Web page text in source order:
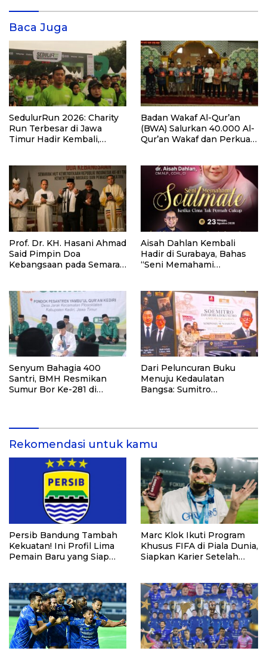
Baca Juga
SedulurRun 2026: Charity
Run Terbesar di Jawa
Timur Hadir Kembali,
Santri dan Guru Honorer
Badan Wakaf Al-Qur’an
(BWA) Salurkan 40.000 Al-
Qur’an Wakaf dan Perkuat
Prof. Dr. KH. Hasani Ahmad
Said Pimpin Doa
Kebangsaan pada Semarak
dan Pemasyarakatan RI
Aisah Dahlan Kembali
Hadir di Surabaya, Bahas
“Seni Memahami
Senyum Bahagia 400
Santri, BMH Resmikan
Sumur Bor Ke-281 di
Dari Peluncuran Buku
Menuju Kedaulatan
Bangsa: Sumitro
Indonesia Emas 2045
Rekomendasi untuk kamu
Persib Bandung Tambah
Kekuatan! Ini Profil Lima
Pemain Baru yang Siap
Marc Klok Ikuti Program
Khusus FIFA di Piala Dunia,
Siapkan Karier Setelah